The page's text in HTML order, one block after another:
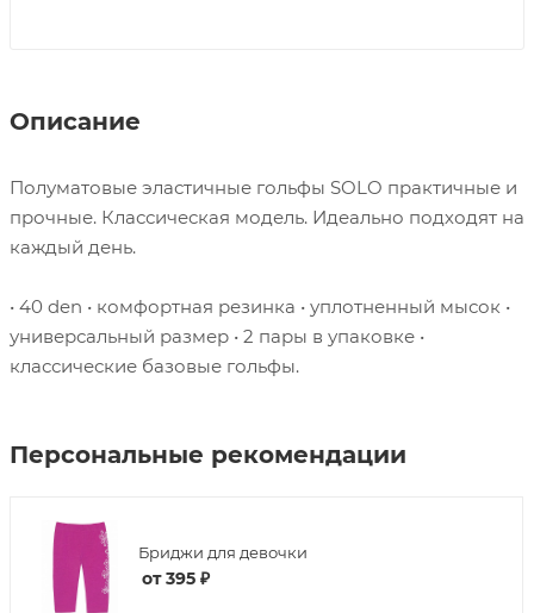
Описание
Полуматовые эластичные гольфы SOLO практичные и
прочные. Классическая модель. Идеально подходят на
каждый день.
• 40 den • комфортная резинка • уплотненный мысок •
универсальный размер • 2 пары в упаковке •
классические базовые гольфы.
Персональные рекомендации
Бриджи для девочки
от395 ₽